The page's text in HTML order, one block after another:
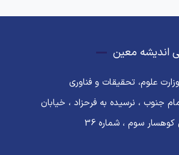
اندیشه معین
علوم، تحقیقات و فناوری
جنوب ، نرسیده به فرحزاد ، خیابان
سوم ، شماره 36